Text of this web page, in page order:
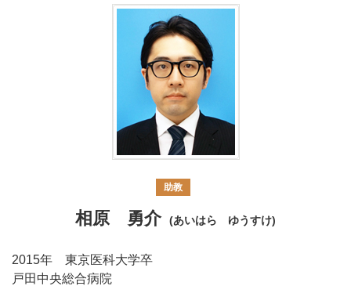
03-3342-6111
助教
相原 勇介 (あいはら ゆうすけ)
2015年 東京医科大学卒
戸田中央総合病院